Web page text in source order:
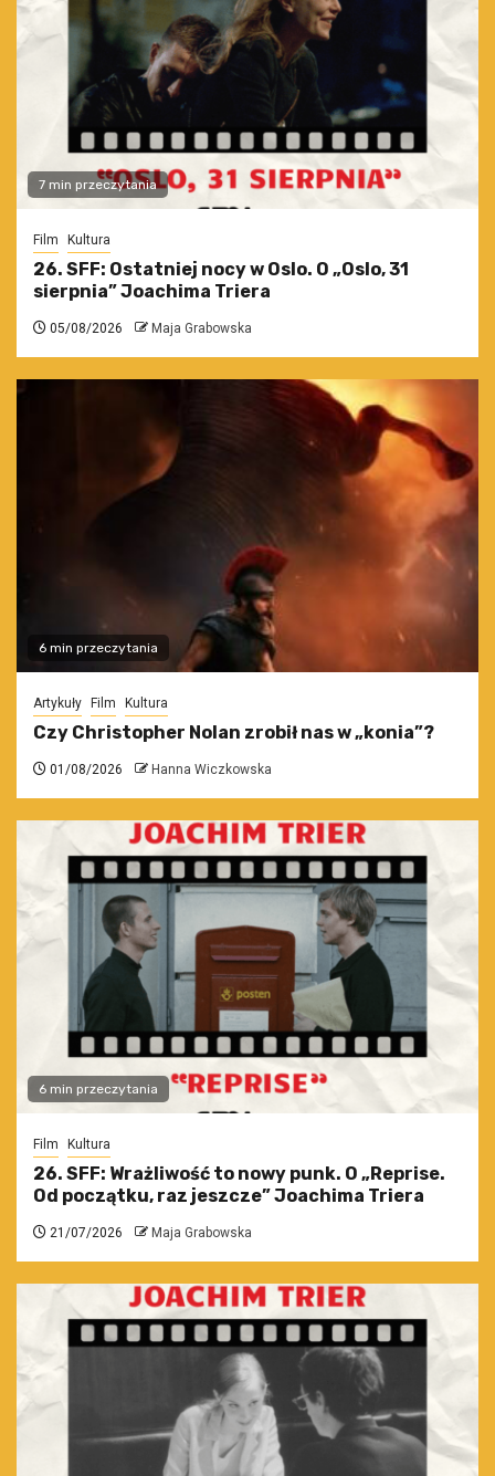
7 min przeczytania
Film Kultura
26. SFF: Ostatniej nocy w Oslo. O „Oslo, 31
sierpnia” Joachima Triera
05/08/2026 Maja Grabowska
6 min przeczytania
Artykuły Film Kultura
Czy Christopher Nolan zrobił nas w „konia”?
01/08/2026 Hanna Wiczkowska
6 min przeczytania
Film Kultura
26. SFF: Wrażliwość to nowy punk. O „Reprise.
Od początku, raz jeszcze” Joachima Triera
21/07/2026 Maja Grabowska